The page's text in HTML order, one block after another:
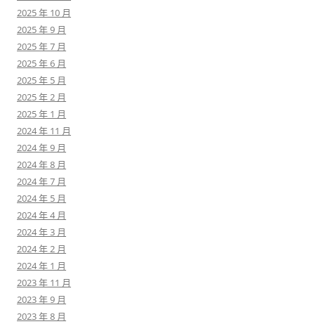
2025 年 10 月
2025 年 9 月
2025 年 7 月
2025 年 6 月
2025 年 5 月
2025 年 2 月
2025 年 1 月
2024 年 11 月
2024 年 9 月
2024 年 8 月
2024 年 7 月
2024 年 5 月
2024 年 4 月
2024 年 3 月
2024 年 2 月
2024 年 1 月
2023 年 11 月
2023 年 9 月
2023 年 8 月